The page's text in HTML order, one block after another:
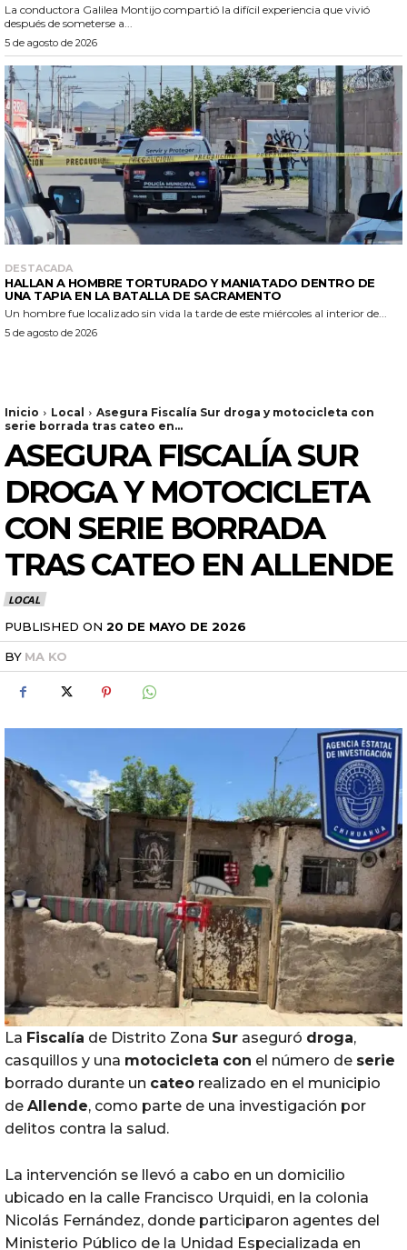
La conductora Galilea Montijo compartió la difícil experiencia que vivió
después de someterse a...
5 de agosto de 2026
DESTACADA
HALLAN A HOMBRE TORTURADO Y MANIATADO DENTRO DE
UNA TAPIA EN LA BATALLA DE SACRAMENTO
Un hombre fue localizado sin vida la tarde de este miércoles al interior de...
5 de agosto de 2026